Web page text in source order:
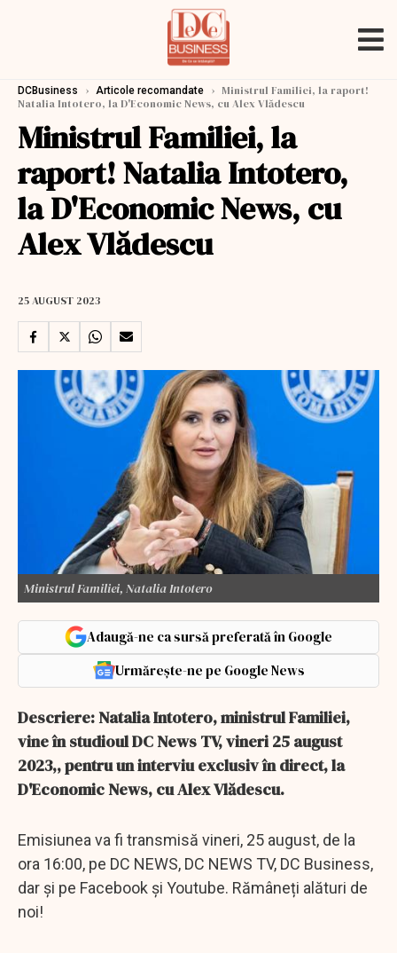
DCBusiness › Articole recomandate › Ministrul Familiei, la raport!
Natalia Intotero, la D'Economic News, cu Alex Vlădescu
Ministrul Familiei, la
raport! Natalia Intotero,
la D'Economic News, cu
Alex Vlădescu
25 AUGUST 2023
Ministrul Familiei, Natalia Intotero
Adaugă-ne ca sursă preferată în Google
Urmărește-ne pe Google News
Descriere: Natalia Intotero, ministrul Familiei,
vine în studioul DC News TV, vineri 25 august
2023,, pentru un interviu exclusiv în direct, la
D'Economic News, cu Alex Vlădescu.
Emisiunea va fi transmisă vineri, 25 august, de la
ora 16:00, pe DC NEWS, DC NEWS TV, DC Business,
dar şi pe Facebook şi Youtube. Rămâneți alături de
noi!